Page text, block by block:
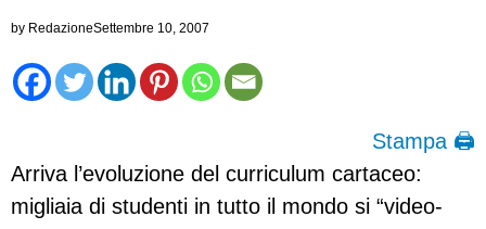
by RedazioneSettembre 10, 2007
Stampa 🖨
Arriva l’evoluzione del curriculum cartaceo:
migliaia di studenti in tutto il mondo si “video-